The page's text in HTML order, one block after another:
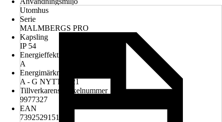
Utomhus
Serie
MALMBERGS PRO
Kapsling
IP 54
Energieffektivitetsklass
A
Energimärkningstyp
A - G NYTT 2021
Tillverkarens artikelnummer
9977327
EAN
7392529151091